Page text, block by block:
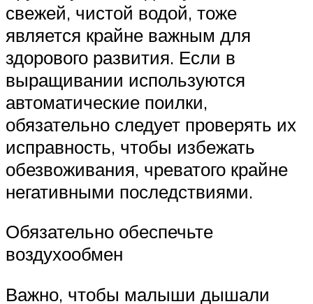
свежей, чистой водой, тоже
является крайне важным для
здорового развития. Если в
выращивании используются
автоматические поилки,
обязательно следует проверять их
исправность, чтобы избежать
обезвоживания, чреватого крайне
негативными последствиями.
Обязательно обеспечьте
воздухообмен
Важно, чтобы малыши дышали